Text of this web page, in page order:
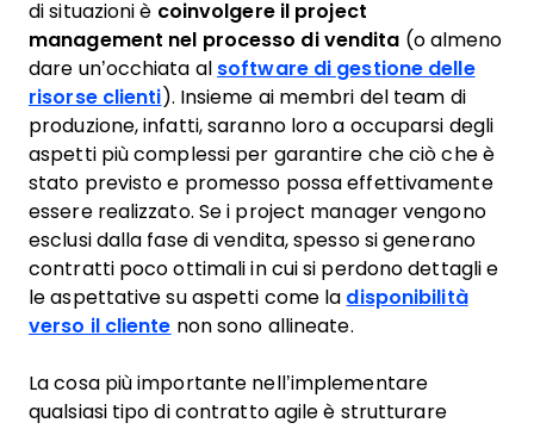
di situazioni è coinvolgere il project
management nel processo di vendita (o almeno
dare un’occhiata al software di gestione delle
risorse clienti ). Insieme ai membri del team di
produzione, infatti, saranno loro a occuparsi degli
aspetti più complessi per garantire che ciò che è
stato previsto e promesso possa effettivamente
essere realizzato. Se i project manager vengono
esclusi dalla fase di vendita, spesso si generano
contratti poco ottimali in cui si perdono dettagli e
le aspettative su aspetti come la disponibilità
verso il cliente non sono allineate.
La cosa più importante nell’implementare
qualsiasi tipo di contratto agile è strutturare